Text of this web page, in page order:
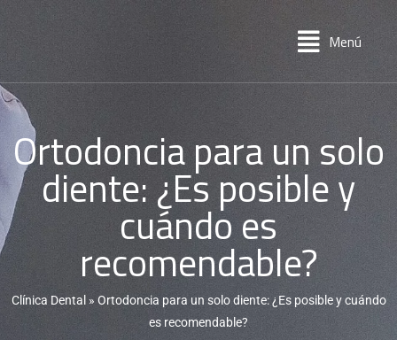
Menú
Ortodoncia para un solo
diente: ¿Es posible y
cuándo es
recomendable?
Clínica Dental » Ortodoncia para un solo diente: ¿Es posible y cuándo
es recomendable?